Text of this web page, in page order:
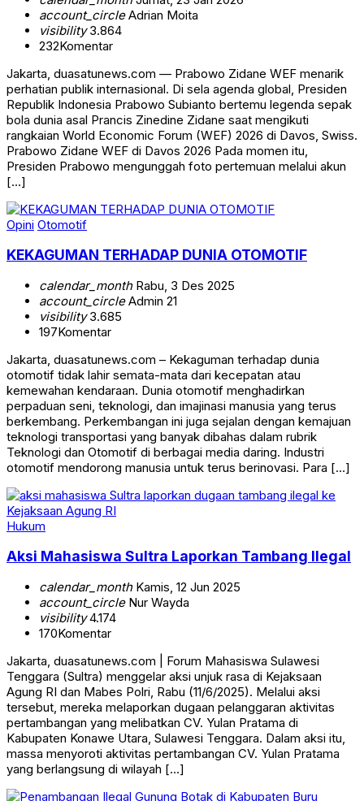
account_circleAdrian Moita
visibility3.864
232Komentar
Jakarta, duasatunews.com — Prabowo Zidane WEF menarik
perhatian publik internasional. Di sela agenda global, Presiden
Republik Indonesia Prabowo Subianto bertemu legenda sepak
bola dunia asal Prancis Zinedine Zidane saat mengikuti
rangkaian World Economic Forum (WEF) 2026 di Davos, Swiss.
Prabowo Zidane WEF di Davos 2026 Pada momen itu,
Presiden Prabowo mengunggah foto pertemuan melalui akun
[…]
Opini Otomotif
KEKAGUMAN TERHADAP DUNIA OTOMOTIF
calendar_monthRabu, 3 Des 2025
account_circleAdmin 21
visibility3.685
197Komentar
Jakarta, duasatunews.com – Kekaguman terhadap dunia
otomotif tidak lahir semata-mata dari kecepatan atau
kemewahan kendaraan. Dunia otomotif menghadirkan
perpaduan seni, teknologi, dan imajinasi manusia yang terus
berkembang. Perkembangan ini juga sejalan dengan kemajuan
teknologi transportasi yang banyak dibahas dalam rubrik
Teknologi dan Otomotif di berbagai media daring. Industri
otomotif mendorong manusia untuk terus berinovasi. Para […]
Hukum
Aksi Mahasiswa Sultra Laporkan Tambang Ilegal
calendar_monthKamis, 12 Jun 2025
account_circleNur Wayda
visibility4.174
170Komentar
Jakarta, duasatunews.com | Forum Mahasiswa Sulawesi
Tenggara (Sultra) menggelar aksi unjuk rasa di Kejaksaan
Agung RI dan Mabes Polri, Rabu (11/6/2025). Melalui aksi
tersebut, mereka melaporkan dugaan pelanggaran aktivitas
pertambangan yang melibatkan CV. Yulan Pratama di
Kabupaten Konawe Utara, Sulawesi Tenggara. Dalam aksi itu,
massa menyoroti aktivitas pertambangan CV. Yulan Pratama
yang berlangsung di wilayah […]